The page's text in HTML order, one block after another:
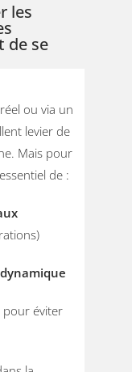
les
de se
ou via un
levier de
Mais pour
de :
pour éviter